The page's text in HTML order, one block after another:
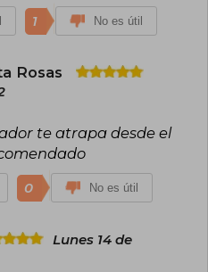
1 No es útil
Rosas
te atrapa desde el
0 No es útil
Lunes 14 de